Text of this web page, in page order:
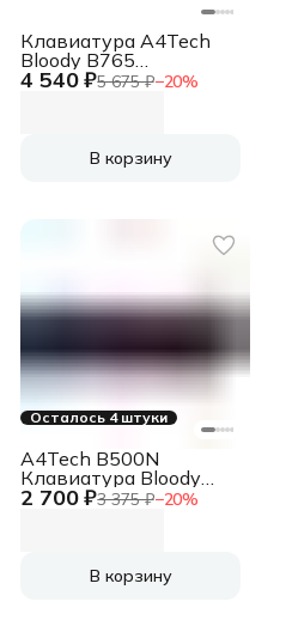
4 540 ₽5 675 ₽−20%
Клавиатура A4Tech
Bloody B765
механическая серый
В корзину
Осталось 4 штуки
2 700 ₽3 375 ₽−20%
A4Tech B500N
Клавиатура Bloody
проводная USB серый
В корзину